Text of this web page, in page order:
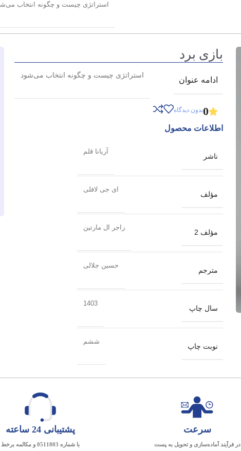
استراتژی چیست و چگونه انتخاب
بازی برد
ادامه عنوان
استراتژی چیست و چگونه انتخاب می‌شود
0بدون دیدگاه
اطلاعات محصول
ناشر
آریانا قلم
مؤلف
ای جی لافلی
مؤلف 2
راجر ال مارتین
مترجم
حسین جلالی
سال چاپ
1403
نوبت چاپ
ششم
سرعت
در فرآیند آماده‌سازی و تحویل به پست
پشتیبانی 24 ساعته
با شماره 0511803 و مکالمه برخط